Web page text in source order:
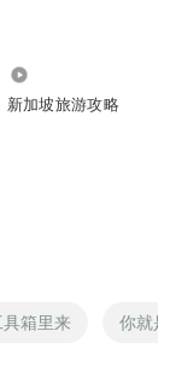
新加坡旅游攻略
箱里来 你就是